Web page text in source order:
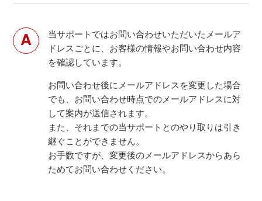
当サポートではお問い合わせいただいたメールア
ドレスごとに、お客様の情報やお問い合わせ内容
を確認しています。
お問い合わせ後にメールアドレスを変更した場合
でも、お問い合わせ時点でのメールアドレスに対
して案内が送信されます。
また、それまでの当サポートとのやり取りは引き
継ぐことができません。
お手数ですが、変更後のメールアドレスからあら
ためてお問い合わせください。